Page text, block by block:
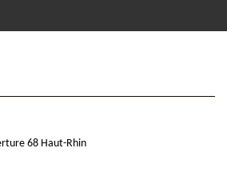
68 Haut-Rhin